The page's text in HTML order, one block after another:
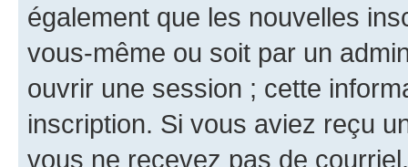
également que les nouvelles
vous-même ou soit par un
ouvrir une session ; cette
inscription. Si vous aviez reçu
vous ne recevez pas de